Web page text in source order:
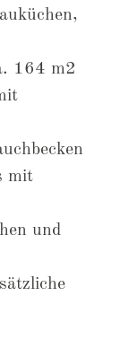
164 m2
mit
und